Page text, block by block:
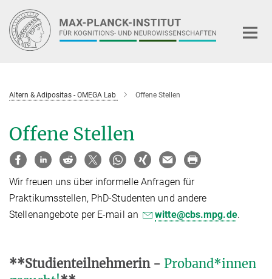
Hauptinhalt
Altern & Adipositas - OMEGA Lab Offene Stellen
Offene Stellen
Wir freuen uns über informelle Anfragen für
Praktikumsstellen, PhD-Studenten und andere
Stellenangebote per E-mail an
witte@cbs.mpg.de.
**Studienteilnehmerin - Proband*innen